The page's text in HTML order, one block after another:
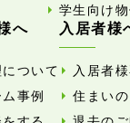
学生向け
へ
ついて
事例
入居者様
入居者
住まい